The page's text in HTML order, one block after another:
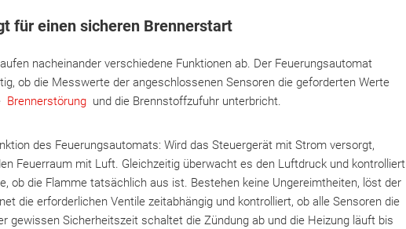
für einen sicheren Brennerstart
nacheinander verschiedene Funktionen ab. Der Feuerungsautomat
ob die Messwerte der angeschlossenen Sensoren die geforderten Werte
Brennerstörung und die Brennstoffzufuhr unterbricht.
des Feuerungsautomats: Wird das Steuergerät mit Strom versorgt,
Feuerraum mit Luft. Gleichzeitig überwacht es den Luftdruck und kontrolliert
ob die Flamme tatsächlich aus ist. Bestehen keine Ungereimtheiten, löst der
die erforderlichen Ventile zeitabhängig und kontrolliert, ob alle Sensoren die
gewissen Sicherheitszeit schaltet die Zündung ab und die Heizung läuft bis